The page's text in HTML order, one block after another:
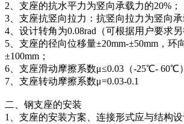
2、支座的抗水平力为竖向承载力的20%；
3、支座抗竖向拉力：抗竖向拉力为竖向承
4、设计转角为0.08rad（可根据用户要求另
5、支座的径向位移量±20mm-±50mm，环
±100mm；
6、支座滑动摩擦系数μ≤0.03（-25℃- 60℃
7、支座转动摩擦系数μ=0.03-0.1
二、钢支座的安装
1、支座的安装方案、连接形式应与结构设